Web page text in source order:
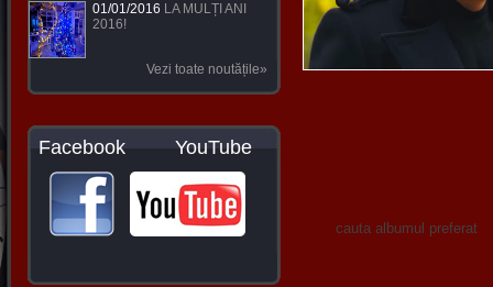
01/01/2016 LA MULȚI ANI
2016!
Vezi toate noutățile»
Facebook YouTube